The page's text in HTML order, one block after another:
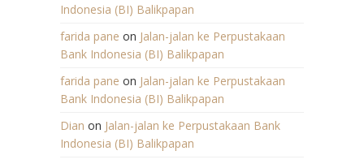
Indonesia (BI) Balikpapan
farida pane on Jalan-jalan ke Perpustakaan
Bank Indonesia (BI) Balikpapan
farida pane on Jalan-jalan ke Perpustakaan
Bank Indonesia (BI) Balikpapan
Dian on Jalan-jalan ke Perpustakaan Bank
Indonesia (BI) Balikpapan